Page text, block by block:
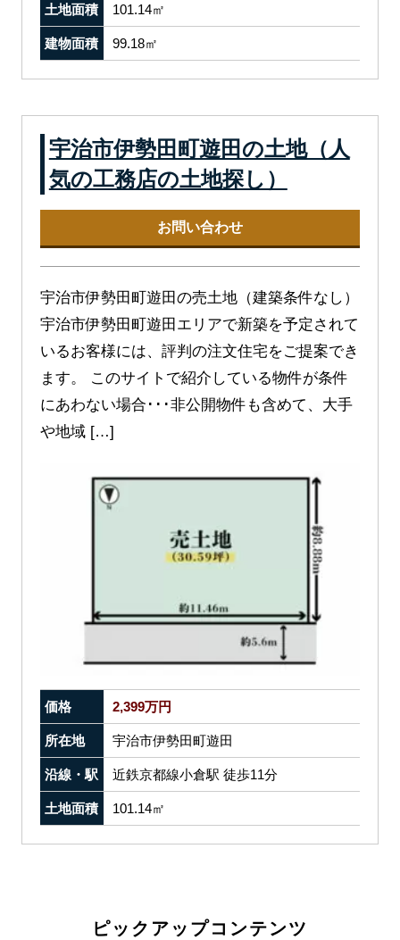
土地面積 101.14㎡
建物面積 99.18㎡
宇治市伊勢田町遊田の土地（人
気の工務店の土地探し）
お問い合わせ
宇治市伊勢田町遊田の売土地（建築条件なし）
宇治市伊勢田町遊田エリアで新築を予定されて
いるお客様には、評判の注文住宅をご提案でき
ます。 このサイトで紹介している物件が条件
にあわない場合･･･非公開物件も含めて、大手
や地域 […]
価格 2,399万円
所在地 宇治市伊勢田町遊田
沿線・駅 近鉄京都線小倉駅 徒歩11分
土地面積 101.14㎡
ピックアップコンテンツ